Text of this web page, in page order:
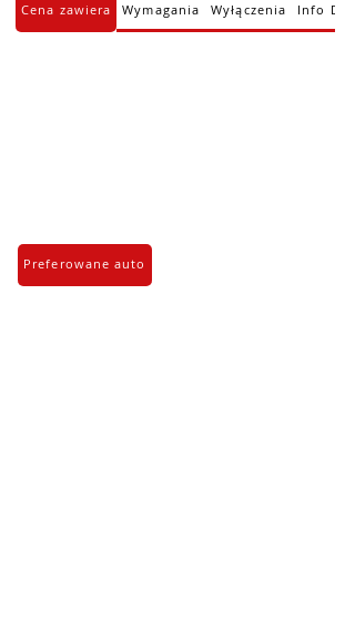
Cena zawiera Wymagania Wyłączenia Info
Preferowane auto